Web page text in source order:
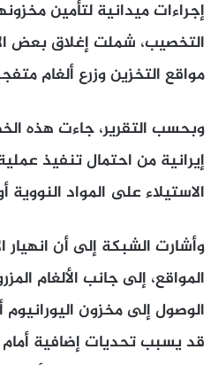
إجراءات ميدانية لتأمين
التخصيب، شملت إغلاق بعض
مواقع التخزين وزرع ألغام
وبحسب التقرير، جاءت هذه
إيرانية من احتمال تنفيذ
الاستيلاء على المواد النووية
وأشارت الشبكة إلى أن
المواقع، إلى جانب الألغام
الوصول إلى مخزون اليورانيوم
قد يسبب تحديات إضافية